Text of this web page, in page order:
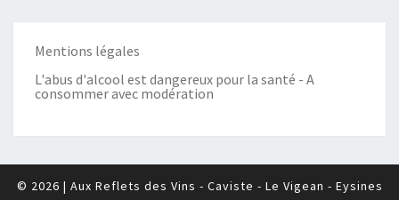
Mentions légales
L'abus d'alcool est dangereux pour la santé - A
consommer avec modération
© 2026 | Aux Reflets des Vins - Caviste - Le Vigean - Eysines